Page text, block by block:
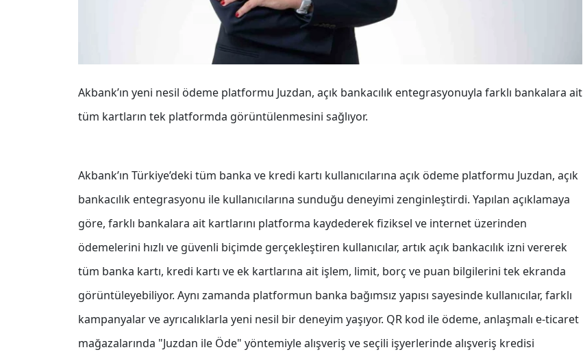
Akbank’ın yeni nesil ödeme platformu Juzdan, açık bankacılık entegrasyonuyla farklı bankalara ait
tüm kartların tek platformda görüntülenmesini sağlıyor.
Akbank’ın Türkiye’deki tüm banka ve kredi kartı kullanıcılarına açık ödeme platformu Juzdan, açık
bankacılık entegrasyonu ile kullanıcılarına sunduğu deneyimi zenginleştirdi. Yapılan açıklamaya
göre, farklı bankalara ait kartlarını platforma kaydederek fiziksel ve internet üzerinden
ödemelerini hızlı ve güvenli biçimde gerçekleştiren kullanıcılar, artık açık bankacılık izni vererek
tüm banka kartı, kredi kartı ve ek kartlarına ait işlem, limit, borç ve puan bilgilerini tek ekranda
görüntüleyebiliyor. Aynı zamanda platformun banka bağımsız yapısı sayesinde kullanıcılar, farklı
kampanyalar ve ayrıcalıklarla yeni nesil bir deneyim yaşıyor. QR kod ile ödeme, anlaşmalı e-ticaret
mağazalarında "Juzdan ile Öde" yöntemiyle alışveriş ve seçili işyerlerinde alışveriş kredisi